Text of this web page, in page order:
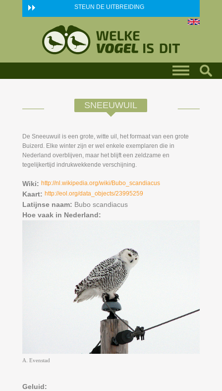
Skip to main content STEUN DE UITBREIDING
SNEEUWUIL
De Sneeuwuil is een grote, witte uil, het formaat van een grote
Buizerd. Elke winter zijn er wel enkele exemplaren die in
Nederland overblijven, maar het blijft een zeldzame en
tegelijkertijd indrukwekkende verschijning.
Wiki: http://nl.wikipedia.org/wiki/Bubo_scandiacus
Kaart: http://eol.org/data_objects/23995259
Latijnse naam: Bubo scandiacus
Hoe vaak in Nederland:
A. Evenstad
Geluid: